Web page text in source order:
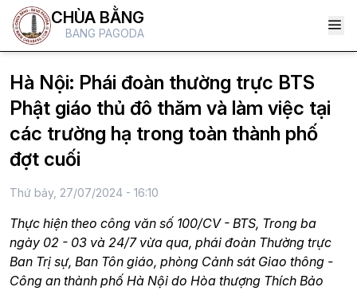
CHÙA BẰNG
BANG PAGODA
Hà Nội: Phái đoàn thường trực BTS
Phật giáo thủ đô thăm và làm việc tại
các trường hạ trong toàn thành phố
đợt cuối
Thứ bảy, 27/07/2024 - 16:10
Thực hiện theo công văn số 100/CV - BTS, Trong ba
ngày 02 - 03 và 24/7 vừa qua, phái đoàn Thường trực
Ban Trị sự, Ban Tôn giáo, phòng Cảnh sát Giao thông -
Công an thành phố Hà Nội do Hòa thượng Thích Bảo